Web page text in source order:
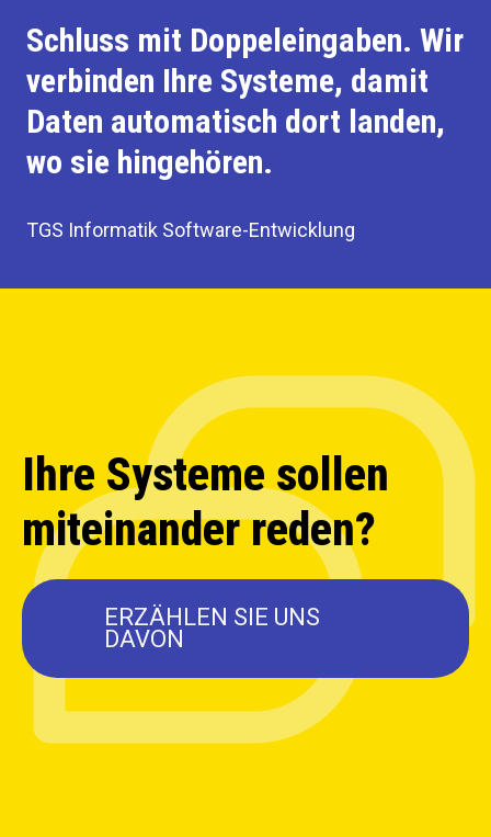
Schluss mit Doppeleingaben. Wir
verbinden Ihre Systeme, damit
Daten automatisch dort landen,
wo sie hingehören.
TGS Informatik Software-Entwicklung
Ihre Systeme sollen
miteinander reden?
ERZÄHLEN SIE UNS
DAVON